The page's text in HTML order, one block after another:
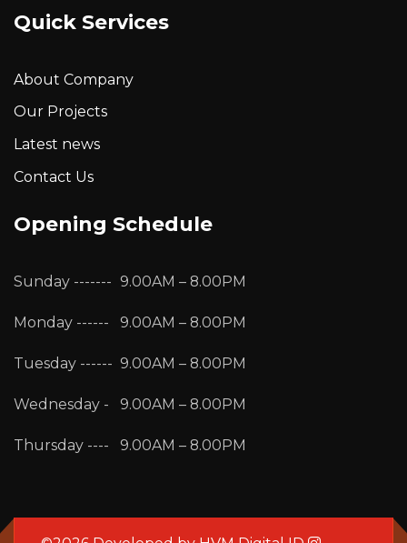
Quick Services
About Company
Our Projects
Latest news
Contact Us
Opening Schedule
Sunday ------- 9.00AM – 8.00PM
Monday ------ 9.00AM – 8.00PM
Tuesday ------ 9.00AM – 8.00PM
Wednesday - 9.00AM – 8.00PM
Thursday ---- 9.00AM – 8.00PM